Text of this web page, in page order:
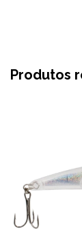
Produtos